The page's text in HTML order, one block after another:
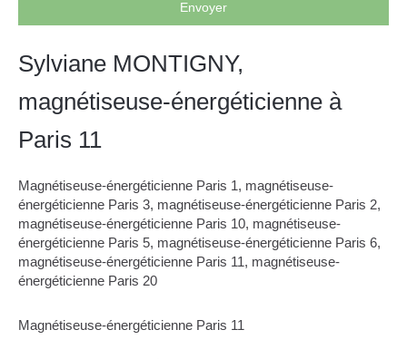
Envoyer
Sylviane MONTIGNY,
magnétiseuse-énergéticienne à
Paris 11
Magnétiseuse-énergéticienne Paris 1, magnétiseuse-
énergéticienne Paris 3, magnétiseuse-énergéticienne Paris 2,
magnétiseuse-énergéticienne Paris 10, magnétiseuse-
énergéticienne Paris 5, magnétiseuse-énergéticienne Paris 6,
magnétiseuse-énergéticienne Paris 11, magnétiseuse-
énergéticienne Paris 20
Magnétiseuse-énergéticienne Paris 11